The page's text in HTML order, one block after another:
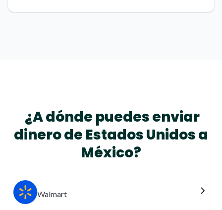
¿A dónde puedes enviar
dinero de Estados Unidos a
México?
Walmart